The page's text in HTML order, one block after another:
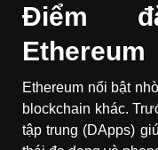
Điểm
Ethereum
Ethereum nổi bật
blockchain khác.
tập trung (DApps)